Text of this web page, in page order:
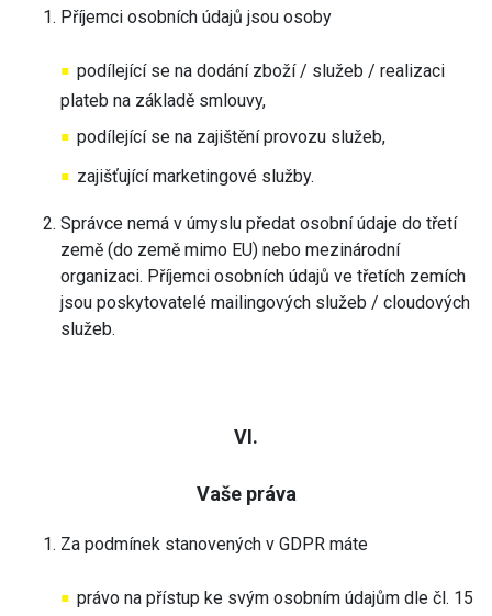
Příjemci osobních údajů jsou osoby
podílející se na dodání zboží / služeb / realizaci
plateb na základě smlouvy,
podílející se na zajištění provozu služeb,
zajišťující marketingové služby.
Správce nemá v úmyslu předat osobní údaje do třetí
země (do země mimo EU) nebo mezinárodní
organizaci. Příjemci osobních údajů ve třetích zemích
jsou poskytovatelé mailingových služeb / cloudových
služeb.
VI.
Vaše práva
Za podmínek stanovených v GDPR máte
právo na přístup ke svým osobním údajům dle čl. 15